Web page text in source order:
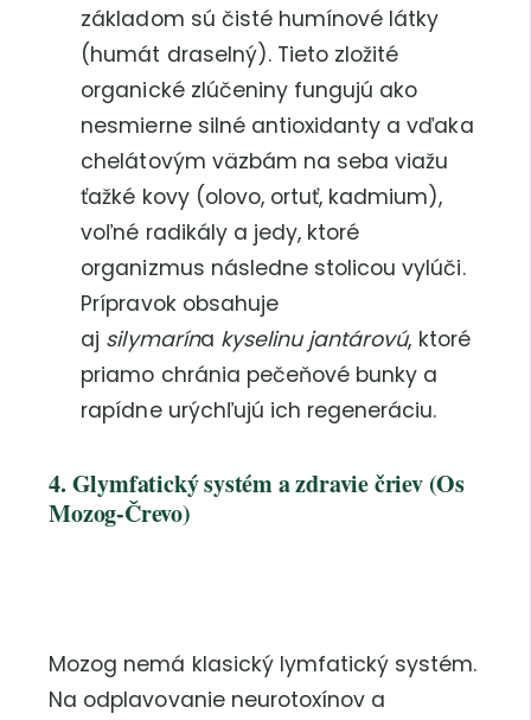
základom sú čisté humínové látky
(humát draselný). Tieto zložité
organické zlúčeniny fungujú ako
nesmierne silné antioxidanty a vďaka
chelátovým väzbám na seba viažu
ťažké kovy (olovo, ortuť, kadmium),
voľné radikály a jedy, ktoré
organizmus následne stolicou vylúči.
Prípravok obsahuje
aj silymarína kyselinu jantárovú, ktoré
priamo chránia pečeňové bunky a
rapídne urýchľujú ich regeneráciu.
4. Glymfatický systém a zdravie čriev (Os
Mozog-Črevo)
Mozog nemá klasický lymfatický systém.
Na odplavovanie neurotoxínov a